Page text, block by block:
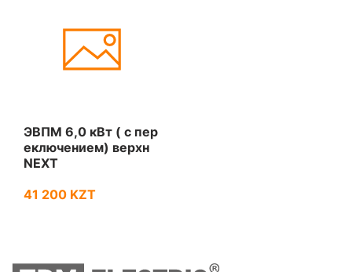
ЭВПМ 6,0 кВт ( с пер
еключением) верхн
NEXT
41 200 KZT